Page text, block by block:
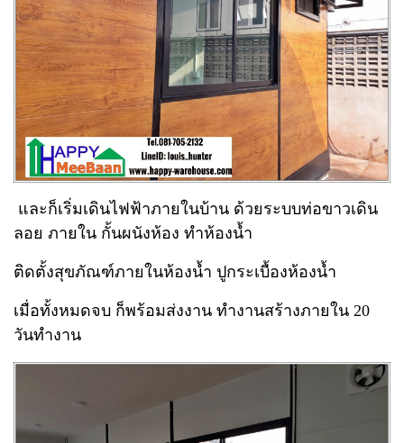
และก็เริ่มเดินไฟฟ้าภายในบ้าน ด้วยระบบท่อขาวเดิน
ลอย ภายใน กั้นผนังห้อง ทำห้องน้ำ
ติดตั้งสุขภัณฑ์ภายในห้องน้ำ ปูกระเบื้องห้องน้ำ
เมื่อทั้งหมดจบ ก็พร้อมส่งงาน ทำงานสร้างภายใน 20
วันทำงาน